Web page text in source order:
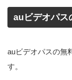
auビデオパス
auビデオパスの無
す。